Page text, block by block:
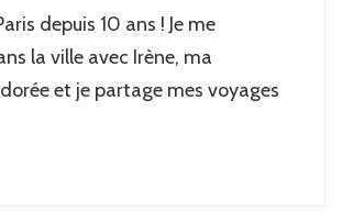
depuis 10 ans ! Je me
la ville avec Irène, ma
et je partage mes voyages